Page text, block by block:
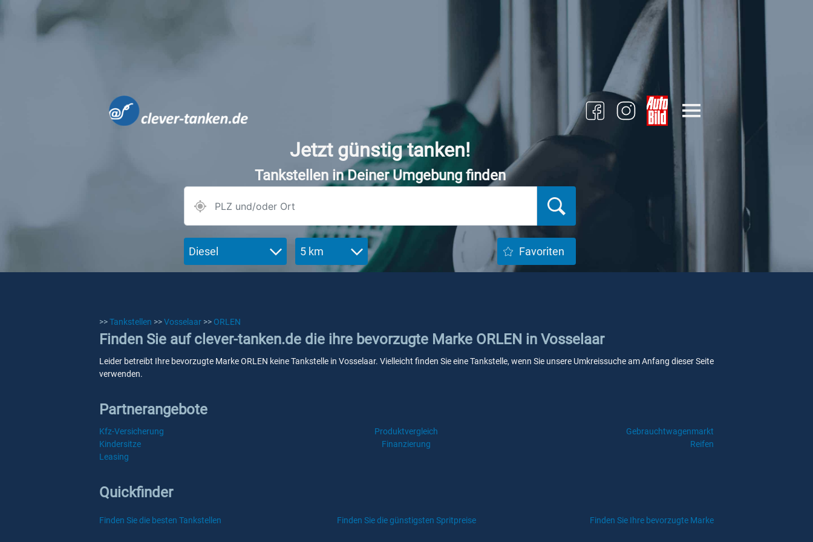
Jetzt günstig tanken!
Tankstellen in Deiner Umgebung finden
Diesel 5 km Favoriten
>>Tankstellen >>Vosselaar >> ORLEN
Finden Sie auf clever-tanken.de die ihre bevorzugte Marke ORLEN in Vosselaar
Leider betreibt Ihre bevorzugte Marke ORLEN keine Tankstelle in Vosselaar. Vielleicht finden Sie eine Tankstelle, wenn Sie unsere Umkreissuche am Anfang dieser Seite
verwenden.
Partnerangebote
Kfz-Versicherung Produktvergleich
Gebrauchtwagenmarkt
Kindersitze
Finanzierung
Reifen
Leasing
Quickfinder
Finden Sie die besten Tankstellen Finden Sie die günstigsten Spritpreise Finden Sie Ihre bevorzugte Marke